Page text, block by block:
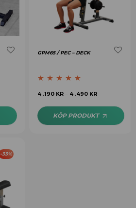
GPM65 / PEC – DECK
Betygsatt
5.00
4 .190 KR – 4 .490 KR
KÖP PRODUKT
-33%